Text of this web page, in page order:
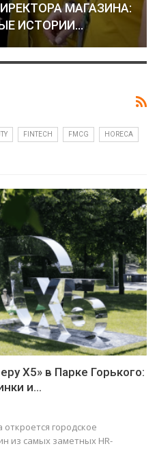
МАГАЗИНА:
ИСТОРИИ…
FINTECH FMCG HORECA
Х5» в Парке Горького:
и…
городское
из самых заметных HR-